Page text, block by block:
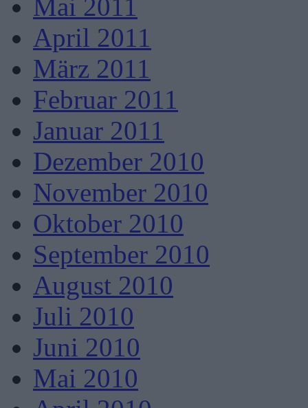
Mai 2011
April 2011
März 2011
Februar 2011
Januar 2011
Dezember 2010
November 2010
Oktober 2010
September 2010
August 2010
Juli 2010
Juni 2010
Mai 2010